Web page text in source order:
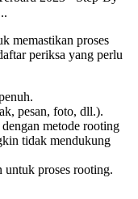
memastikan proses
periksa yang perlu
pesan, foto, dll.).
metode rooting
tidak mendukung
proses rooting.